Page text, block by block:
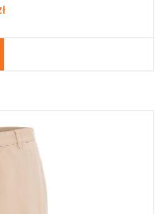
Teraz